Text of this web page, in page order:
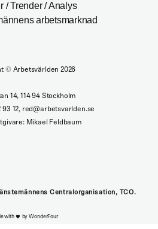
/ Trender / Analys
arbetsmarknad
©Arbetsvärlden 2026
14, 114 94 Stockholm
93 12, red@arbetsvarlden.se
Mikael Feldbaum
Centralorganisation, TCO.
with by WonderFour